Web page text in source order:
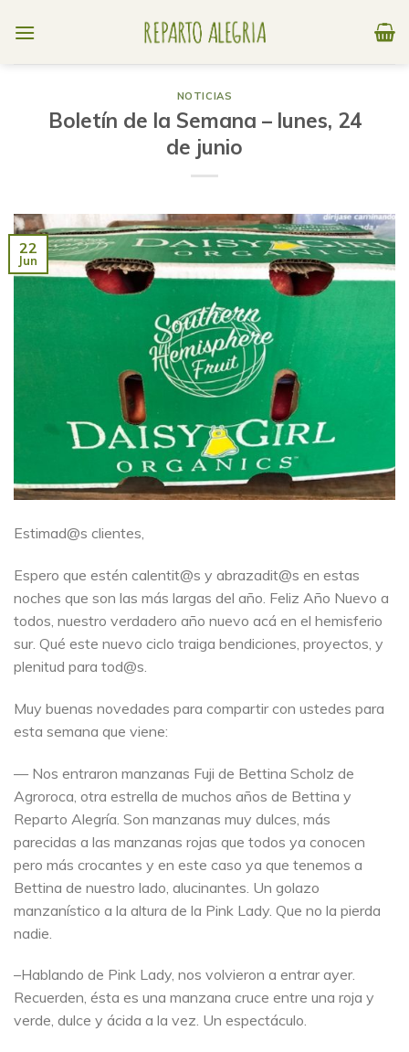
NOTICIAS
Boletín de la Semana – lunes, 24
de junio
22
Jun
Estimad@s clientes,
Espero que estén calentit@s y abrazadit@s en estas
noches que son las más largas del año. Feliz Año Nuevo a
todos, nuestro verdadero año nuevo acá en el hemisferio
sur. Qué este nuevo ciclo traiga bendiciones, proyectos, y
plenitud para tod@s.
Muy buenas novedades para compartir con ustedes para
esta semana que viene:
— Nos entraron manzanas Fuji de Bettina Scholz de
Agroroca, otra estrella de muchos años de Bettina y
Reparto Alegría. Son manzanas muy dulces, más
parecidas a las manzanas rojas que todos ya conocen
pero más crocantes y en este caso ya que tenemos a
Bettina de nuestro lado, alucinantes. Un golazo
manzanístico a la altura de la Pink Lady. Que no la pierda
nadie.
–Hablando de Pink Lady, nos volvieron a entrar ayer.
Recuerden, ésta es una manzana cruce entre una roja y
verde, dulce y ácida a la vez. Un espectáculo.